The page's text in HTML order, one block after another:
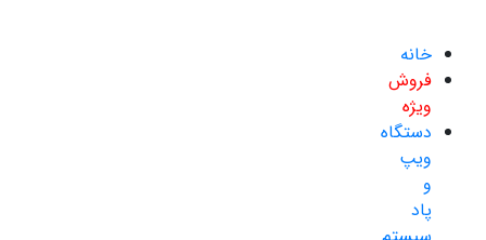
خانه
فروش
ویژه
دستگاه
ویپ
و
پاد